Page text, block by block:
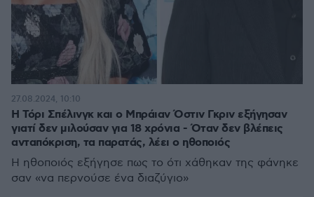
Η Τόρι Σπέλινγκ και ο Μπράιαν Όστιν Γκριν εξήγησαν
γιατί δεν μιλούσαν για 18 χρόνια - Όταν δεν βλέπεις
ανταπόκριση, τα παρατάς, λέει ο ηθοποιός
Η ηθοποιός εξήγησε πως το ότι χάθηκαν της φάνηκε
σαν «να περνούσε ένα διαζύγιο»
27.08.2024, 10:10